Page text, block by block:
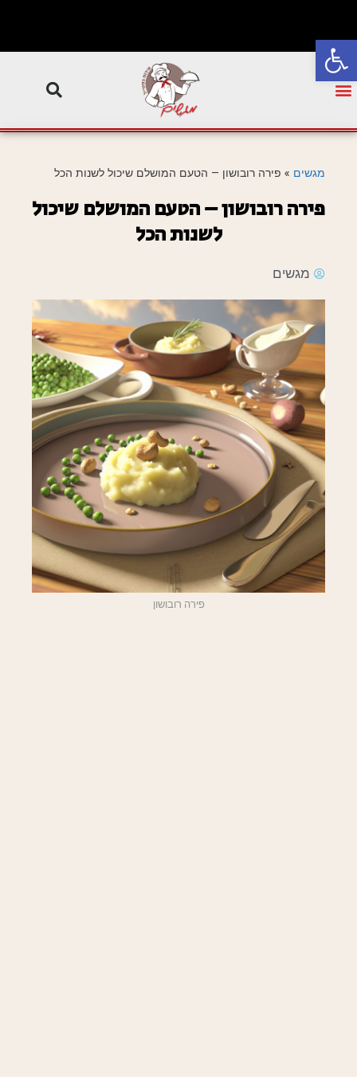
פתח סרגל נגישות
מגשים » פירה רובושון – הטעם המושלם שיכול לשנות הכל
פירה רובושון – הטעם המושלם שיכול
לשנות הכל
מגשים
פירה רובושון